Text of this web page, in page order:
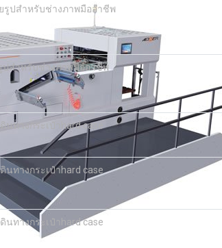
ปสำหรับช่างภาพมืออาชีพ
สำหรับช่างภาพมืออาชีพ
ทางกระเป๋าhard case
ทางกระเป๋าhard case
ทางกระเป๋าhard case